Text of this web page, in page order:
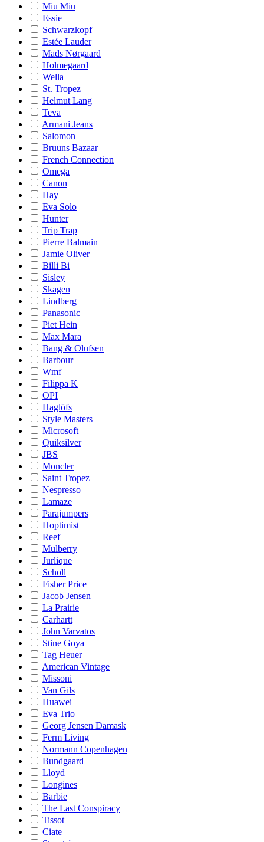
Miu Miu
Essie
Schwarzkopf
Estée Lauder
Mads Nørgaard
Holmegaard
Wella
St. Tropez
Helmut Lang
Teva
Armani Jeans
Salomon
Bruuns Bazaar
French Connection
Omega
Canon
Hay
Eva Solo
Hunter
Trip Trap
Pierre Balmain
Jamie Oliver
Billi Bi
Sisley
Skagen
Lindberg
Panasonic
Piet Hein
Max Mara
Bang & Olufsen
Barbour
Wmf
Filippa K
OPI
Haglöfs
Style Masters
Microsoft
Quiksilver
JBS
Moncler
Saint Tropez
Nespresso
Lamaze
Parajumpers
Hoptimist
Reef
Mulberry
Jurlique
Scholl
Fisher Price
Jacob Jensen
La Prairie
Carhartt
John Varvatos
Stine Goya
Tag Heuer
American Vintage
Missoni
Van Gils
Huawei
Eva Trio
Georg Jensen Damask
Ferm Living
Normann Copenhagen
Bundgaard
Lloyd
Longines
Barbie
The Last Conspiracy
Tissot
Ciate